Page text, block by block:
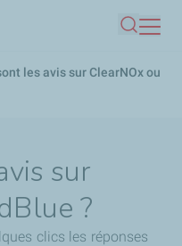
les avis sur ClearNOx ou
sur
?
clics les réponses